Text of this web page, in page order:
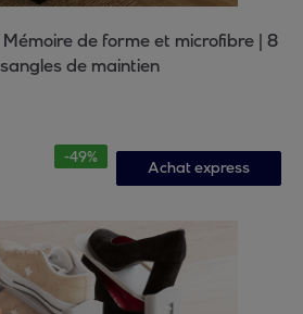
de forme et microfibre | 8
de maintien
-49%
Achat express